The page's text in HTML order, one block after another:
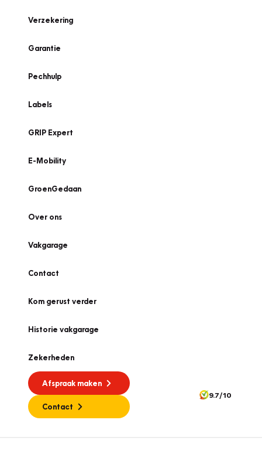
Verzekering
Garantie
Pechhulp
Labels
GRIP Expert
E-Mobility
GroenGedaan
Over ons
Vakgarage
Contact
Kom gerust verder
Historie vakgarage
Zekerheden
Afspraak maken
Contact
9.7/10